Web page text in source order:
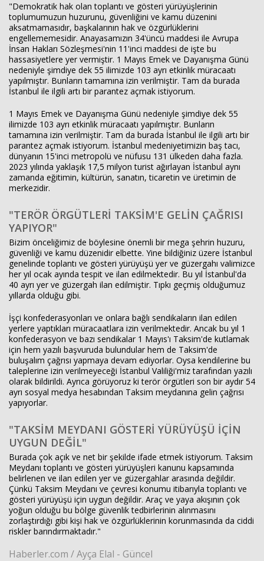
"Demokratik hak olan toplantı ve gösteri yürüyüşlerinin
toplumumuzun huzurunu, güvenliğini ve kamu düzenini
aksatmamasıdır, başkalarının hak ve özgürlüklerini
engellememesidir. Anayasamızın 34'üncü maddesi ile Avrupa
İnsan Hakları Sözleşmesi'nin 11'inci maddesi de işte bu
hassasiyetlere yer vermiştir. 1 Mayıs Emek ve Dayanışma Günü
nedeniyle şimdiye dek 55 ilimizde 103 ayrı etkinlik müracaatı
yapılmıştır. Bunların tamamına izin verilmiştir. Tam da burada
İstanbul ile ilgili artı bir parantez açmak istiyorum.
1 Mayıs Emek ve Dayanışma Günü nedeniyle şimdiye dek 55
ilimizde 103 ayrı etkinlik müracaatı yapılmıştır. Bunların
tamamına izin verilmiştir. Tam da burada İstanbul ile ilgili artı bir
parantez açmak istiyorum. İstanbul medeniyetimizin baş tacı,
dünyanın 15'inci metropolü ve nüfusu 131 ülkeden daha fazla.
2023 yılında yaklaşık 17,5 milyon turist ağırlayan İstanbul aynı
zamanda eğitimin, kültürün, sanatın, ticaretin ve üretimin de
merkezidir.
"TERÖR ÖRGÜTLERİ TAKSİM'E GELİN ÇAĞRISI
YAPIYOR"
Bizim önceliğimiz de böylesine önemli bir mega şehrin huzuru,
güvenliği ve kamu düzenidir elbette. Yine bildiğiniz üzere İstanbul
genelinde toplantı ve gösteri yürüyüşü yer ve güzergahı valimizce
her yıl ocak ayında tespit ve ilan edilmektedir. Bu yıl İstanbul'da
40 ayrı yer ve güzergah ilan edilmiştir. Tıpkı geçmiş olduğumuz
yıllarda olduğu gibi.
İşçi konfederasyonları ve onlara bağlı sendikaların ilan edilen
yerlere yaptıkları müracaatlara izin verilmektedir. Ancak bu yıl 1
konfederasyon ve bazı sendikalar 1 Mayıs'ı Taksim'de kutlamak
için hem yazılı başvuruda bulundular hem de Taksim'de
buluşalım çağrısı yapmaya devam ediyorlar. Oysa kendilerine bu
taleplerine izin verilmeyeceği İstanbul Valiliği'miz tarafından yazılı
olarak bildirildi. Ayrıca görüyoruz ki terör örgütleri son bir aydır 54
ayrı sosyal medya hesabından Taksim meydanına gelin çağrısı
yapıyorlar.
"TAKSİM MEYDANI GÖSTERİ YÜRÜYÜŞÜ İÇİN
UYGUN DEĞİL"
Burada çok açık ve net bir şekilde ifade etmek istiyorum. Taksim
Meydanı toplantı ve gösteri yürüyüşleri kanunu kapsamında
belirlenen ve ilan edilen yer ve güzergahlar arasında değildir.
Çünkü Taksim Meydanı ve çevresi konumu itibarıyla toplantı ve
gösteri yürüyüşü için uygun değildir. Araç ve yaya akışının çok
yoğun olduğu bu bölge güvenlik tedbirlerinin alınmasını
zorlaştırdığı gibi kişi hak ve özgürlüklerinin korunmasında da ciddi
riskler barındırmaktadır."
Haberler.com / Ayça Elal - Güncel